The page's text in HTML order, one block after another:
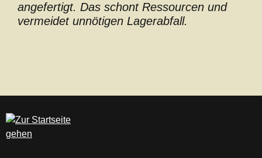
angefertigt. Das schont Ressourcen und
vermeidet unnötigen Lagerabfall.